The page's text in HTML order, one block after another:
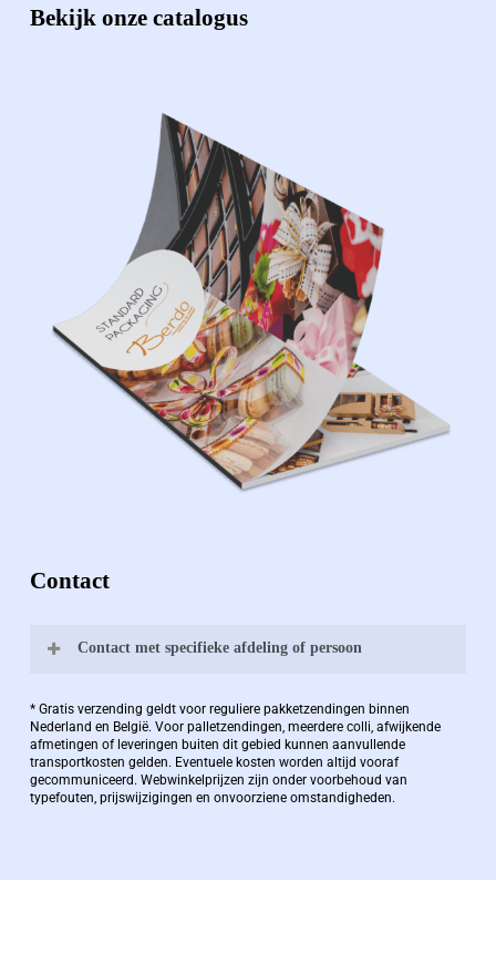
Bekijk onze catalogus
Contact
Contact met specifieke afdeling of persoon
Bernard Pauwels:
Zaakvoerder Berdo
bernard@berdo.be
* Gratis verzending geldt voor reguliere pakketzendingen binnen
Nederland en België. Voor palletzendingen, meerdere colli, afwijkende
afmetingen of leveringen buiten dit gebied kunnen aanvullende
transportkosten gelden. Eventuele kosten worden altijd vooraf
gecommuniceerd. Webwinkelprijzen zijn onder voorbehoud van
typefouten, prijswijzigingen en onvoorziene omstandigheden.